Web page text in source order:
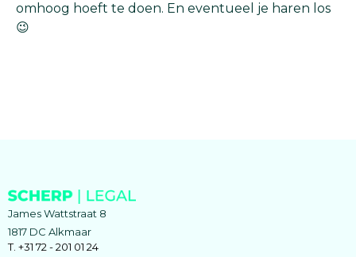
omhoog hoeft te doen. En eventueel je haren los
😉
James Wattstraat 8
1817 DC Alkmaar
T. +31 72 - 201 01 24